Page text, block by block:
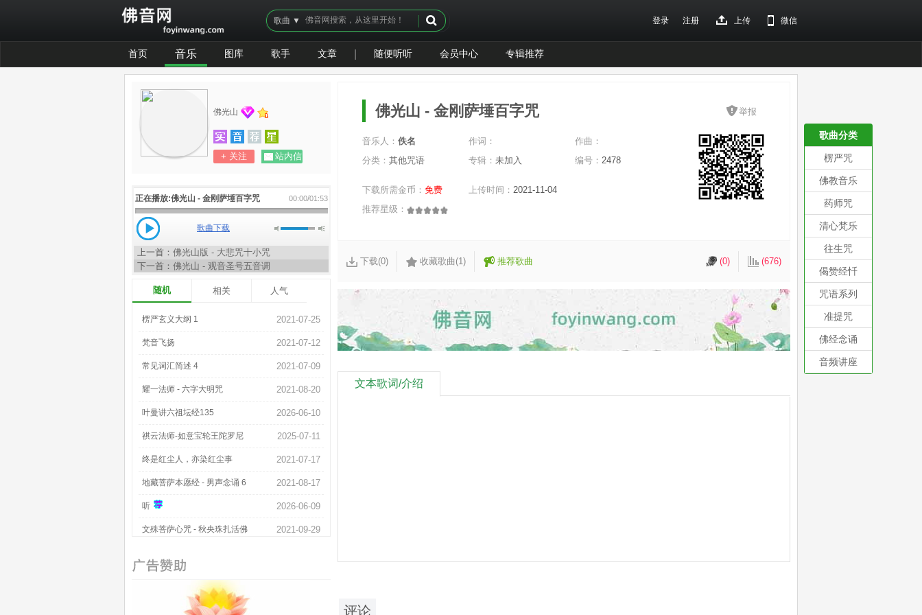
歌曲 ▼ 登录 注册 上传 微信
首页 音乐 图库 歌手 文章 随便听听 会员中心 专辑推荐
举报
佛光山 - 金刚萨埵百字咒
音乐人： 佚名 作词：
作曲：
分类： 其他咒语 专辑： 未加入 编号： 2478
下载所需金币： 免费 上传时间： 2021-11-04
推荐星级：
下载(0) 收藏歌曲(1) 推荐歌曲 (0) (676)
文本歌词/介绍
评论
佛光山
+ 关注 站内信
正在播放:佛光山 - 金刚萨埵百字咒 00:00/01:53
歌曲下载
上一首： 佛光山版 - 大悲咒十小咒
下一首： 佛光山 - 观音圣号五音调
随机 相关 人气
楞严玄义大纲 1 2021-07-25
梵音飞扬 2021-07-12
常见词汇简述 4 2021-07-09
耀一法师 - 六字大明咒 2021-08-20
叶曼讲六祖坛经135 2026-06-10
祺云法师-如意宝轮王陀罗尼 2025-07-11
终是红尘人，亦染红尘事 2021-07-17
地藏菩萨本愿经 - 男声念诵 6 2021-08-17
听 2026-06-09
文殊菩萨心咒 - 秋央珠扎活佛 2021-09-29
歌曲分类
楞严咒
佛教音乐
药师咒
清心梵乐
往生咒
偈赞经忏
咒语系列
准提咒
佛经念诵
音频讲座